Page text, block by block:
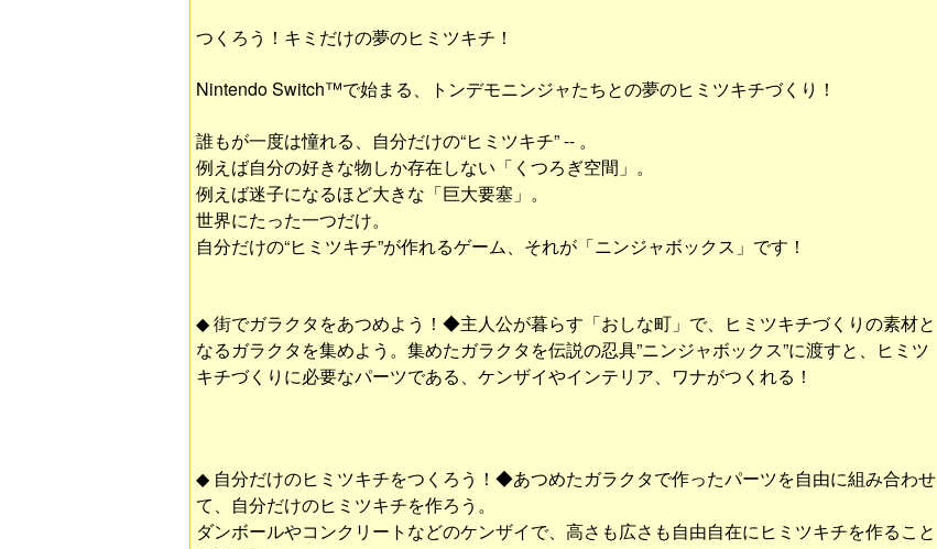
つくろう！キミだけの夢のヒミツキチ！
Nintendo Switch™で始まる、トンデモニンジャたちとの夢のヒミツキチづくり！
誰もが一度は憧れる、自分だけの“ヒミツキチ” -- 。
例えば自分の好きな物しか存在しない「くつろぎ空間」。
例えば迷子になるほど大きな「巨大要塞」。
世界にたった一つだけ。
自分だけの“ヒミツキチ”が作れるゲーム、それが「ニンジャボックス」です！
◆ 街でガラクタをあつめよう！◆主人公が暮らす「おしな町」で、ヒミツキチづくりの素材と
なるガラクタを集めよう。集めたガラクタを伝説の忍具”ニンジャボックス”に渡すと、ヒミツ
キチづくりに必要なパーツである、ケンザイやインテリア、ワナがつくれる！
◆ 自分だけのヒミツキチをつくろう！◆あつめたガラクタで作ったパーツを自由に組み合わせ
て、自分だけのヒミツキチを作ろう。
ダンボールやコンクリートなどのケンザイで、高さも広さも自由自在にヒミツキチを作ること